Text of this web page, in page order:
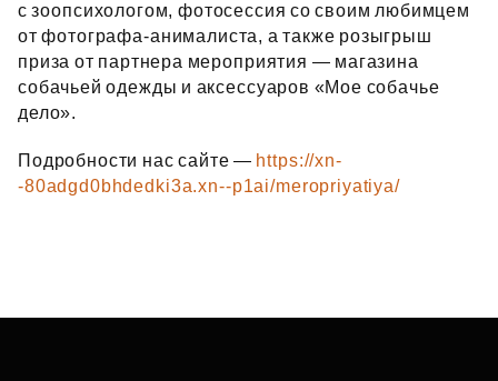
с зоопсихологом, фотосессия со своим любимцем
от фотографа‑анималиста, а также розыгрыш
приза от партнера мероприятия — магазина
собачьей одежды и аксессуаров «Мое собачье
дело».
Подробности нас сайте — https://xn-
-80adgd0bhdedki3a.xn--p1ai/meropriyatiya/